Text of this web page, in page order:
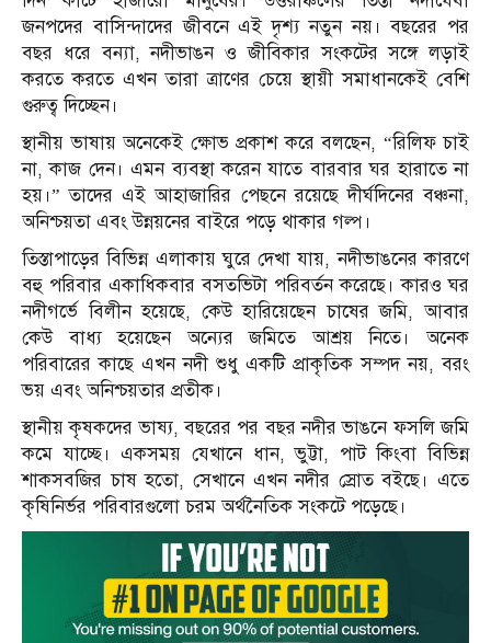
জনপদের বাসিন্দাদের জীবনে এই দৃশ্য নতুন নয়। বছরের পর
বছর ধরে বন্যা, নদীভাঙন ও জীবিকার সংকটের সঙ্গে লড়াই
করতে করতে এখন তারা ত্রাণের চেয়ে স্থায়ী সমাধানকেই বেশি
গুরুত্ব দিচ্ছেন।
স্থানীয় ভাষায় অনেকেই ক্ষোভ প্রকাশ করে বলছেন, “রিলিফ চাই
না, কাজ দেন। এমন ব্যবস্থা করেন যাতে বারবার ঘর হারাতে না
হয়।” তাদের এই আহাজারির পেছনে রয়েছে দীর্ঘদিনের বঞ্চনা,
অনিশ্চয়তা এবং উন্নয়নের বাইরে পড়ে থাকার গল্প।
তিস্তাপাড়ের বিভিন্ন এলাকায় ঘুরে দেখা যায়, নদীভাঙনের কারণে
বহু পরিবার একাধিকবার বসতভিটা পরিবর্তন করেছে। কারও ঘর
নদীগর্ভে বিলীন হয়েছে, কেউ হারিয়েছেন চাষের জমি, আবার
কেউ বাধ্য হয়েছেন অন্যের জমিতে আশ্রয় নিতে। অনেক
পরিবারের কাছে এখন নদী শুধু একটি প্রাকৃতিক সম্পদ নয়, বরং
ভয় এবং অনিশ্চয়তার প্রতীক।
স্থানীয় কৃষকদের ভাষ্য, বছরের পর বছর নদীর ভাঙনে ফসলি জমি
কমে যাচ্ছে। একসময় যেখানে ধান, ভুট্টা, পাট কিংবা বিভিন্ন
শাকসবজির চাষ হতো, সেখানে এখন নদীর স্রোত বইছে। এতে
কৃষিনির্ভর পরিবারগুলো চরম অর্থনৈতিক সংকটে পড়েছে।